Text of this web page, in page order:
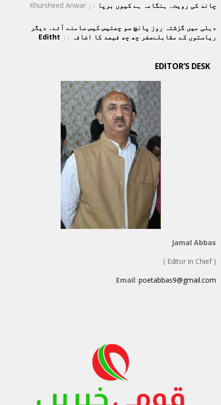
چاند کی رویت۔ ہنگامہ ہے کیوں برپا از Khursheed Anwar
دہلی میں گزشتہ روز پانچ سو چھتیس کیس سامنے آئے۔ دیگر
ریاستوں کے مقابلےصفر چھ چھ فیصد کا اضافہ از Editht
EDITOR’S DESK
Jamal Abbas
( Editor in Chief )
Email: poetabbas9@gmail.com